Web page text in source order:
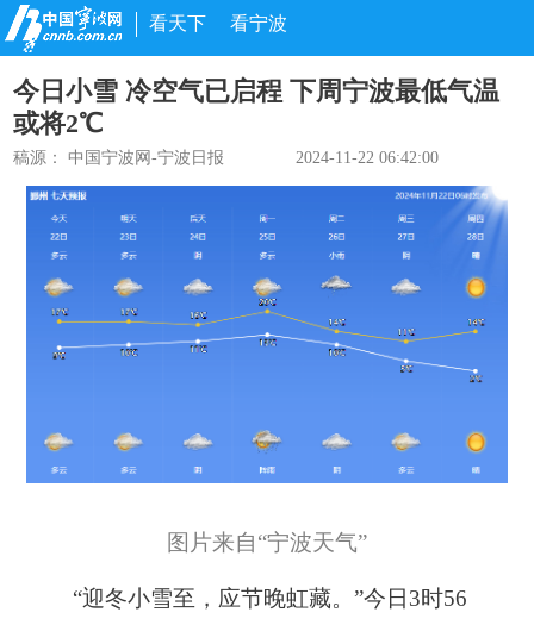
看天下 看宁波
今日小雪 冷空气已启程 下周宁波最低气温
或将2℃
稿源： 中国宁波网-宁波日报 2024-11-22 06:42:00
图片来自“宁波天气”
“迎冬小雪至，应节晚虹藏。”今日3时56